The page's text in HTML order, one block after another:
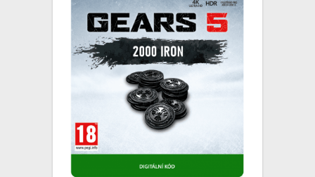
XZONE KLUB
TCG & BOARDGAME HUB
VÝKUP HER (BAZAR)